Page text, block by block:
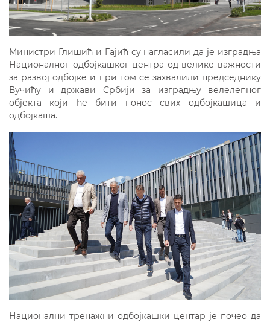
Министри Глишић и Гајић су нагласили да је изградња
Националног одбојкашког центра од велике важности
за развој одбојке и при том се захвалили председнику
Вучићу и држави Србији за изградњу велелепног
објекта који ће бити понос свих одбојкашица и
одбојкаша.
Национални тренажни одбојкашки центар је почео да